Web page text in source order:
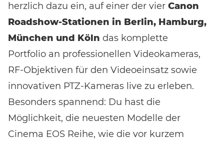
Event-Code hier eingeben
herzlich dazu ein, auf einer der vier Canon
Roadshow-Stationen in Berlin, Hamburg,
München und Köln das komplette
Portfolio an professionellen Videokameras,
RF-Objektiven für den Videoeinsatz sowie
innovativen PTZ-Kameras live zu erleben.
Besonders spannend: Du hast die
Möglichkeit, die neuesten Modelle der
Cinema EOS Reihe, wie die vor kurzem